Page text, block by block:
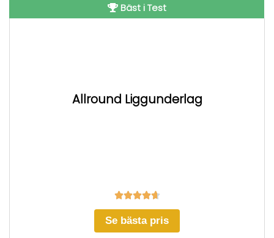
Bäst i Test
Allround Liggunderlag

Se bästa pris